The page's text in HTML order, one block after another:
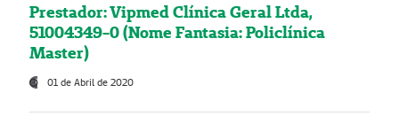
Prestador: Vipmed Clínica Geral Ltda,
51004349-0 (Nome Fantasia: Policlínica
Master)
01 de Abril de 2020